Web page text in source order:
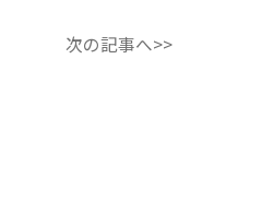
次の記事へ>>